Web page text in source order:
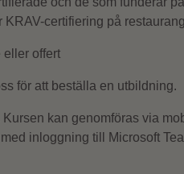
certifiering på
eller offert
för att beställa en utbildning.
kan genomföras via
inloggning till Microsoft